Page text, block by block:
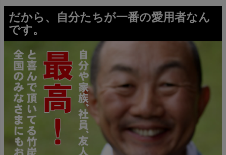
だから、自分たちが一番の愛用者なん
です。